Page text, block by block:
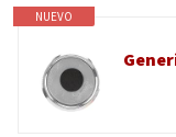
NUEVO